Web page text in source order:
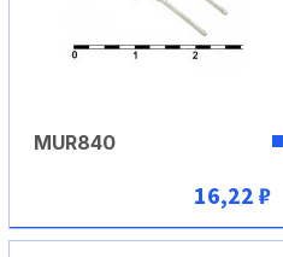
В корзину
MUR840
16,22 ₽